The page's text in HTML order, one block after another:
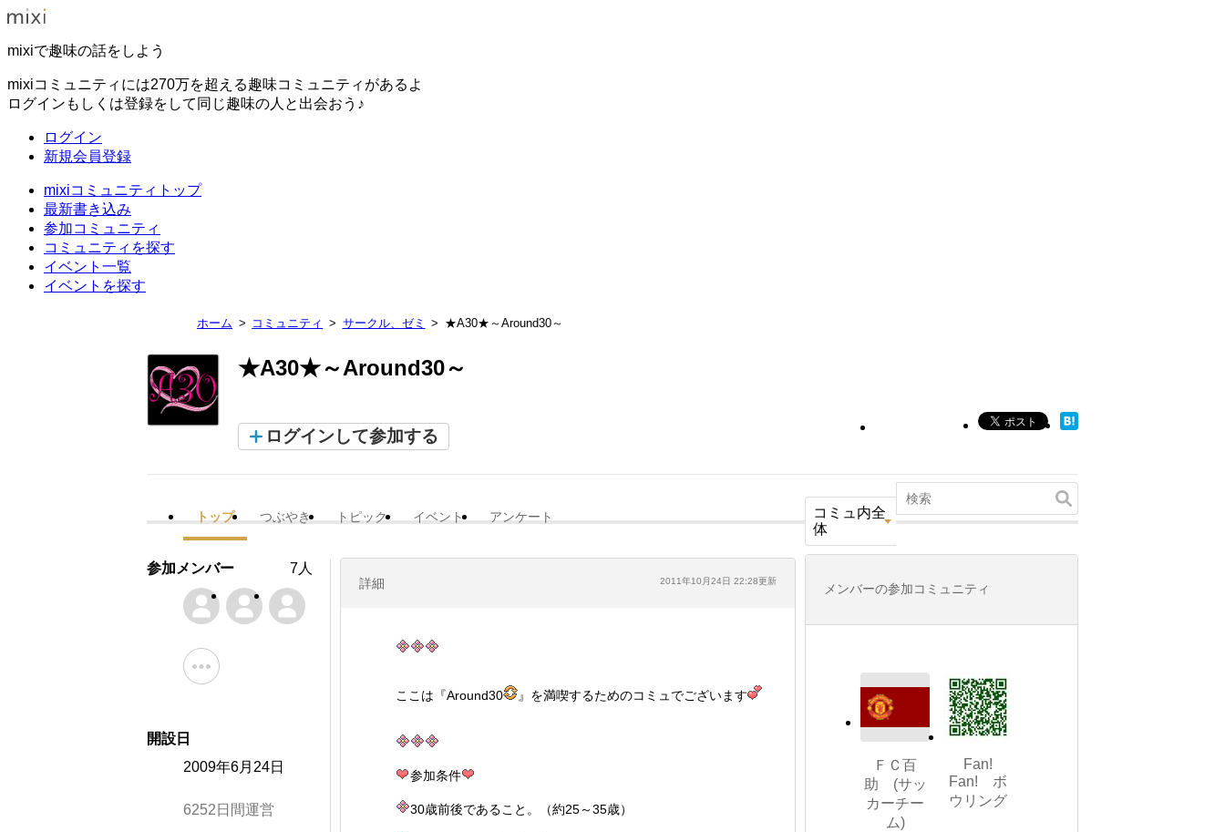
mixiで趣味の話をしよう
mixiコミュニティには270万を超える趣味コミュニティがあるよ
ログインもしくは登録をして同じ趣味の人と出会おう♪
ログイン
新規会員登録
mixiコミュニティトップ
最新書き込み
参加コミュニティ
コミュニティを探す
イベント一覧
イベントを探す
ホーム コミュニティ サークル、ゼミ ★A30★～Around30～
★A30★～Around30～
ログインして参加する
トップ つぶやき トピック イベント アンケート
コミュ内全
体
詳細 2011年10月24日 22:28更新
ここは『Around30 』を満喫するためのコミュでございます
参加条件
30歳前後であること。（約25～35歳）
参加メンバー 7人
開設日
2009年6月24日
6252日間運営
メンバーの参加コミュニティ
ＦＣ百
助 (サッ
カーチー
ム)
Fan!
Fan! ボ
ウリング